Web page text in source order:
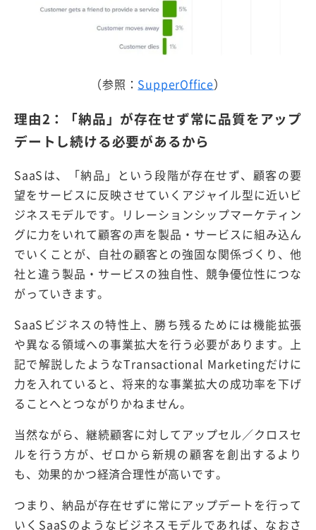
（参照： SupperOffice）
理由2：「納品」が存在せず常に品質をアップ
デートし続ける必要があるから
SaaSは、「納品」という段階が存在せず、顧客の要
望をサービスに反映させていくアジャイル型に近いビ
ジネスモデルです。リレーションシップマーケティン
グに力をいれて顧客の声を製品・サービスに組み込ん
でいくことが、自社の顧客との強固な関係づくり、他
社と違う製品・サービスの独自性、競争優位性につな
がっていきます。
SaaSビジネスの特性上、勝ち残るためには機能拡張
や異なる領域への事業拡大を行う必要があります。上
記で解説したようなTransactional Marketingだけに
力を入れていると、将来的な事業拡大の成功率を下げ
ることへとつながりかねません。
当然ながら、継続顧客に対してアップセル／クロスセ
ルを行う方が、ゼロから新規の顧客を創出するより
も、効果的かつ経済合理性が高いです。
つまり、納品が存在せずに常にアップデートを行って
いくSaaSのようなビジネスモデルであれば、なおさ